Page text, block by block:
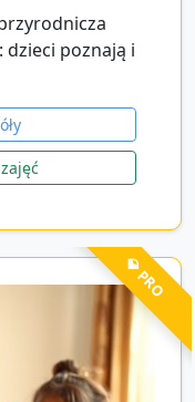
poznają i
💎 PRO